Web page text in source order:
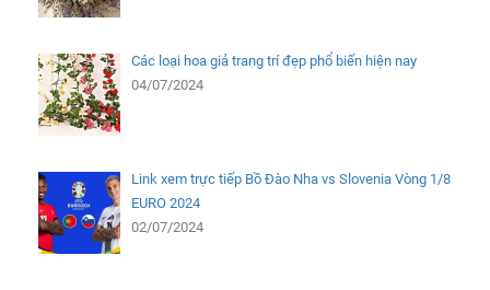
Các loại hoa giả trang trí đẹp phổ biến hiện nay
04/07/2024
Link xem trực tiếp Bồ Đào Nha vs Slovenia Vòng 1/8
EURO 2024
02/07/2024